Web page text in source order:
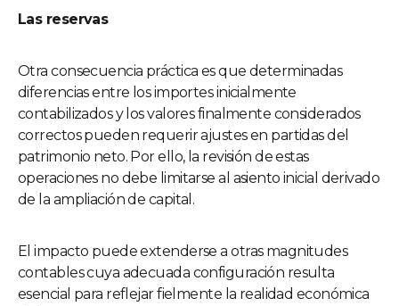
Las reservas
Otra consecuencia práctica es que determinadas
diferencias entre los importes inicialmente
contabilizados y los valores finalmente considerados
correctos pueden requerir ajustes en partidas del
patrimonio neto. Por ello, la revisión de estas
operaciones no debe limitarse al asiento inicial derivado
de la ampliación de capital.
El impacto puede extenderse a otras magnitudes
contables cuya adecuada configuración resulta
esencial para reflejar fielmente la realidad económica